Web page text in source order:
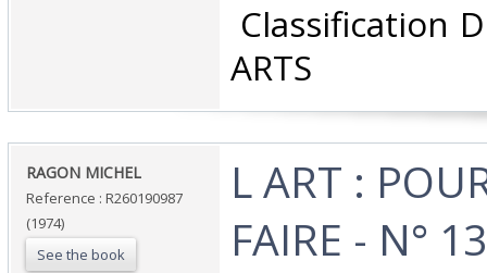
Classification
ARTS‎
‎RAGON MICHEL‎
Reference : R260190987
(1974)
See the book
‎L ART :
FAIRE - N° 13‎